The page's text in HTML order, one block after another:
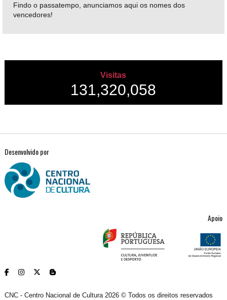
Findo o passatempo, anunciamos aqui os nomes dos
vencedores!
Visitas
131,320,058
Desenvolvido por
Apoio
CNC - Centro Nacional de Cultura 2026 © Todos os direitos reservados